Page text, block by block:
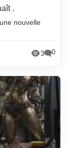
.
nouvelle
3 0